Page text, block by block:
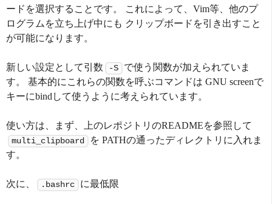
ードを選択することです。 これによって、Vim等、他のプ
ログラムを立ち上げ中にも クリップボードを引き出すこと
が可能になります。
新しい設定として引数 -S
で使う関数が加えられていま
す。 基本的にこれらの関数を呼ぶコマンドは GNU screenで
キーにbindして使うように考えられています。
使い方は、まず、上のレポジトリのREADMEを参照して
multi_clipboard
を PATHの通ったディレクトリに入れま
す。
次に、 .bashrc に最低限